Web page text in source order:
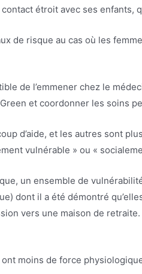
étroit avec ses enfants,
de risque au cas où les
de l’emmener chez le
et coordonner les soins
d’aide, et les autres sont
vulnérable » ou «
un ensemble de
dont il a été démontré
vers une maison de
moins de force